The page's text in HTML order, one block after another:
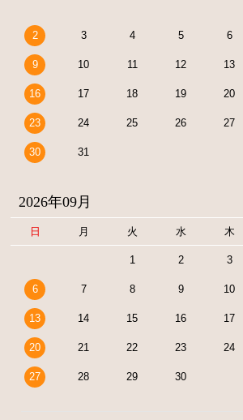
2 3 4 5 6
9 10 11 12 13
16 17 18 19 20
23 24 25 26 27
30 31
2026年09月
日 月 火 水 木
1 2 3
6 7 8 9 10
13 14 15 16 17
20 21 22 23 24
27 28 29 30